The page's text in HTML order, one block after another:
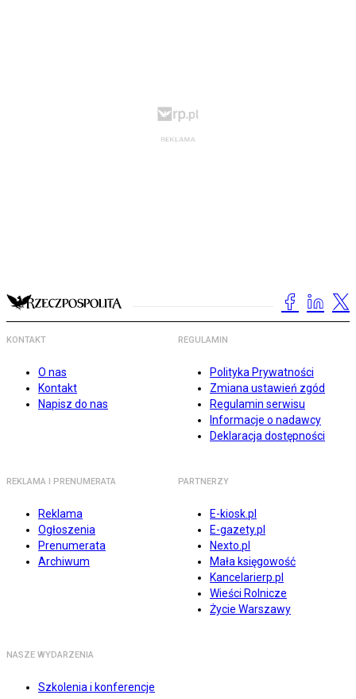
KONTAKT
O nas
Kontakt
Napisz do nas
REGULAMIN
Polityka Prywatności
Zmiana ustawień zgód
Regulamin serwisu
Informacje o nadawcy
Deklaracja dostępności
REKLAMA I PRENUMERATA
Reklama
Ogłoszenia
Prenumerata
Archiwum
PARTNERZY
E-kiosk.pl
E-gazety.pl
Nexto.pl
Mała księgowość
Kancelarierp.pl
Wieści Rolnicze
Życie Warszawy
NASZE WYDARZENIA
Szkolenia i konferencje